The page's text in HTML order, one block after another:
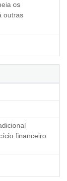
os
outras
financeiro